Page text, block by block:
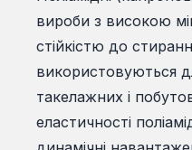
вироби з високою
стійкістю до
використовуються
такелажних і
еластичності